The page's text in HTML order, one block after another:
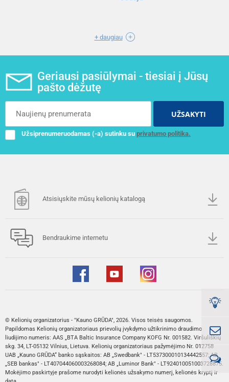
+ daugiau
Geriausi pasiūlymai - tiesiai į Jūsų
pašto dėžutę
UŽSAKYTI
Užsiprenumeruodamas (-a) sutinku su privatumo politika.
Atsisiųskite mūsų kelionių katalogą
Bendraukime internetu
© Kelionių organizatorius - "Kauno GRŪDA", 2026. Visos teisės saugomos.
Papildomas Kelionių organizatoriaus prievolių įvykdymo užtikrinimo draudimo
liudijimo numeris: AAS „BTA Baltic Insurance Company KOFG Nr. 001582. Viršuliškių
skg. 34, LT-05132 Vilnius, Lietuva. Kelionių organizatoriaus pažymėjimo Nr. 012758
UAB „Kauno GRŪDA“ banko sąskaitos: AB „Swedbank" - LT537300010134442557; AB
„SEB bankas" - LT407044060003268084; AB „Luminor Bank" - LT924010051003728875.
Mokėjimo paskirtyje prašome nurodyti kelionės užsakymo numerį, kelionės kryptį ir